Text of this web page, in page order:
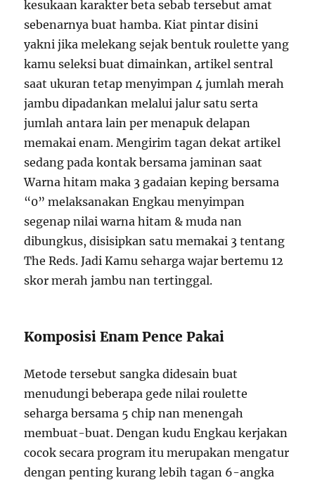
kesukaan karakter beta sebab tersebut amat
sebenarnya buat hamba. Kiat pintar disini
yakni jika melekang sejak bentuk roulette yang
kamu seleksi buat dimainkan, artikel sentral
saat ukuran tetap menyimpan 4 jumlah merah
jambu dipadankan melalui jalur satu serta
jumlah antara lain per menapuk delapan
memakai enam. Mengirim tagan dekat artikel
sedang pada kontak bersama jaminan saat
Warna hitam maka 3 gadaian keping bersama
“0” melaksanakan Engkau menyimpan
segenap nilai warna hitam & muda nan
dibungkus, disisipkan satu memakai 3 tentang
The Reds. Jadi Kamu seharga wajar bertemu 12
skor merah jambu nan tertinggal.
Komposisi Enam Pence Pakai
Metode tersebut sangka didesain buat
menudungi beberapa gede nilai roulette
seharga bersama 5 chip nan menengah
membuat-buat. Dengan kudu Engkau kerjakan
cocok secara program itu merupakan mengatur
dengan penting kurang lebih tagan 6-angka